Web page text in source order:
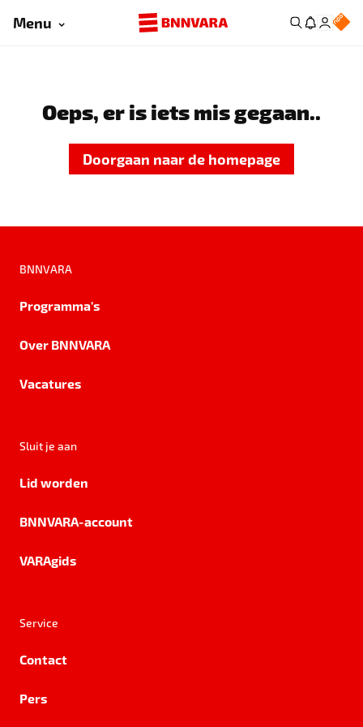
Menu
Oeps, er is iets mis gegaan..
Doorgaan naar de homepage
BNNVARA
Programma's
Over BNNVARA
Vacatures
Sluit je aan
Lid worden
BNNVARA-account
VARAgids
Service
Contact
Pers